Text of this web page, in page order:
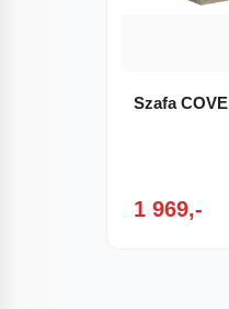
Szafa
1 969,-